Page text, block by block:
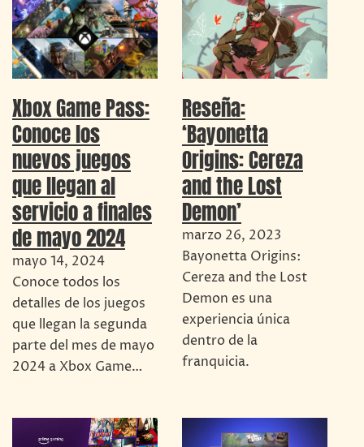
Xbox Game Pass:
Conoce los
nuevos juegos
que llegan al
servicio a finales
de mayo 2024
mayo 14, 2024
Conoce todos los
detalles de los juegos
que llegan la segunda
parte del mes de mayo
2024 a Xbox Game…
Reseña:
‘Bayonetta
Origins: Cereza
and the Lost
Demon’
marzo 26, 2023
Bayonetta Origins:
Cereza and the Lost
Demon es una
experiencia única
dentro de la
franquicia.